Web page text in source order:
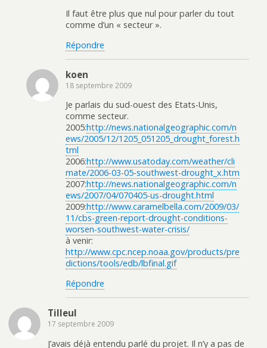
Il faut être plus que nul pour parler du tout
comme d’un « secteur ».
Répondre
koen
18 septembre 2009
Je parlais du sud-ouest des Etats-Unis,
comme secteur.
2005:http://news.nationalgeographic.com/n
ews/2005/12/1205_051205_drought_forest.h
tml
2006:http://www.usatoday.com/weather/cli
mate/2006-03-05-southwest-drought_x.htm
2007:http://news.nationalgeographic.com/n
ews/2007/04/070405-us-drought.html
2009:http://www.caramelbella.com/2009/03/
11/cbs-green-report-drought-conditions-
worsen-southwest-water-crisis/
à venir:
http://www.cpc.ncep.noaa.gov/products/pre
dictions/tools/edb/lbfinal.gif
Répondre
Tilleul
17 septembre 2009
J’avais déjà entendu parlé du projet. Il n’y a pas de